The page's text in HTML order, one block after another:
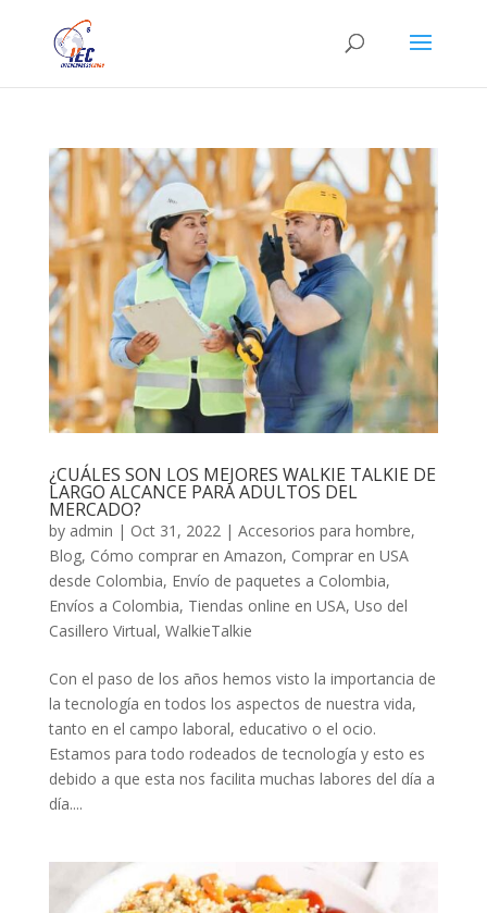
¿CUÁLES SON LOS MEJORES WALKIE TALKIE DE
LARGO ALCANCE PARA ADULTOS DEL
MERCADO?
by admin | Oct 31, 2022| Accesorios para hombre,
Blog, Cómo comprar en Amazon, Comprar en USA
desde Colombia, Envío de paquetes a Colombia,
Envíos a Colombia, Tiendas online en USA, Uso del
Casillero Virtual, WalkieTalkie
Con el paso de los años hemos visto la importancia de
la tecnología en todos los aspectos de nuestra vida,
tanto en el campo laboral, educativo o el ocio.
Estamos para todo rodeados de tecnología y esto es
debido a que esta nos facilita muchas labores del día a
día....